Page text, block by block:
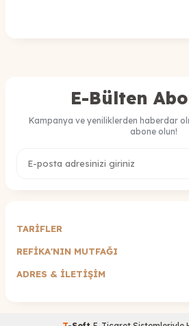
E-Bülten
Kampanya ve yeniliklerden haberdar
abone olun!
TARİFLER
REFİKA'NIN MUTFAĞI
ADRES & İLETIŞIM